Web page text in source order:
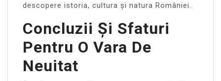
descopere istoria, cultura și natura României.
Concluzii Și Sfaturi
Pentru O Vara De
Neuitat